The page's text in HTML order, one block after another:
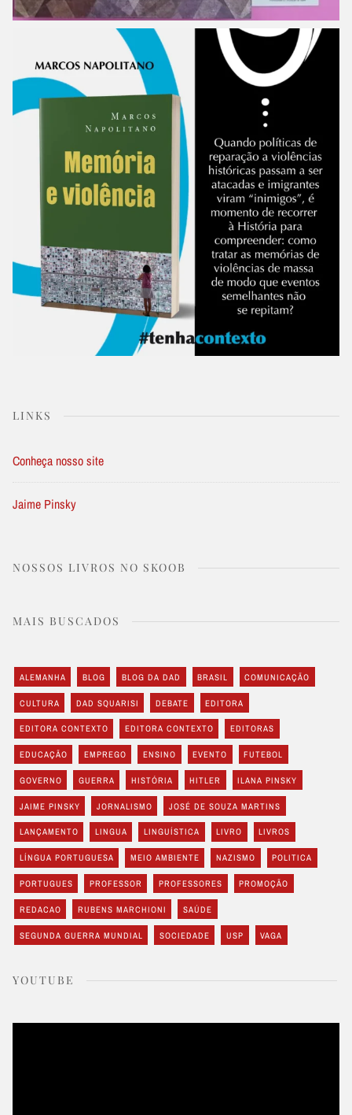
LINKS
Conheça nosso site
Jaime Pinsky
NOSSOS LIVROS NO SKOOB
MAIS BUSCADOS
ALEMANHA BLOG BLOG DA DAD BRASIL COMUNICAÇÃO
CULTURA DAD SQUARISI DEBATE EDITORA
EDITORA CONTEXTO EDITORA CONTEXTO EDITORAS
EDUCAÇÃO EMPREGO ENSINO EVENTO FUTEBOL
GOVERNO GUERRA HISTÓRIA HITLER ILANA PINSKY
JAIME PINSKY JORNALISMO JOSÉ DE SOUZA MARTINS
LANÇAMENTO LINGUA LINGUÍSTICA LIVRO LIVROS
LÍNGUA PORTUGUESA MEIO AMBIENTE NAZISMO POLITICA
PORTUGUES PROFESSOR PROFESSORES PROMOÇÃO
REDACAO RUBENS MARCHIONI SAÚDE
SEGUNDA GUERRA MUNDIAL SOCIEDADE USP VAGA
YOUTUBE